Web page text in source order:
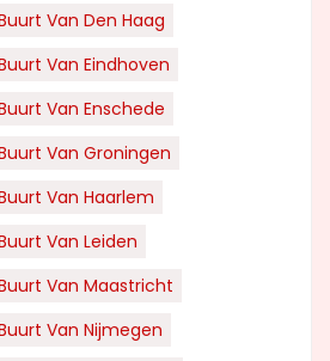
Van Den Haag
Van Eindhoven
Van Enschede
Van Groningen
Van Haarlem
Van Leiden
Van Maastricht
Van Nijmegen